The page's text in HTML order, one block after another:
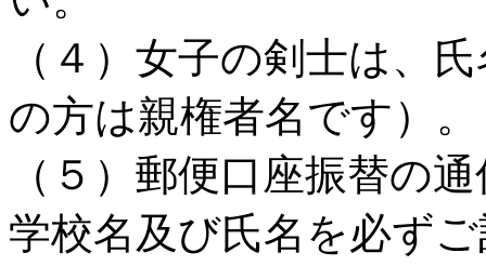
（４）女子の剣士は、
の方は親権者名です）。
（５）郵便口座振替の
学校名及び氏名を必ず